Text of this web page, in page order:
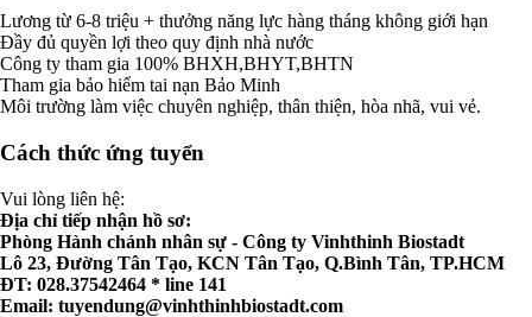
Lương từ 6-8 triệu + thưởng năng lực hàng tháng không giới hạn
Đầy đủ quyền lợi theo quy định nhà nước
Công ty tham gia 100% BHXH,BHYT,BHTN
Tham gia bảo hiểm tai nạn Bảo Minh
Môi trường làm việc chuyên nghiệp, thân thiện, hòa nhã, vui vẻ.
Cách thức ứng tuyển
Vui lòng liên hệ:
Địa chỉ tiếp nhận hồ sơ:
Phòng Hành chánh nhân sự - Công ty Vinhthinh Biostadt
Lô 23, Đường Tân Tạo, KCN Tân Tạo, Q.Bình Tân, TP.HCM
ĐT: 028.37542464 * line 141
Email: tuyendung@vinhthinhbiostadt.com